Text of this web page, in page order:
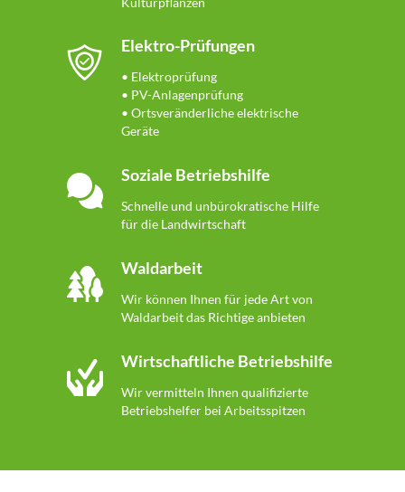
Elektro-Prüfungen
• Elektroprüfung
• PV-Anlagenprüfung
• Ortsveränderliche elektrische
Geräte
Soziale Betriebshilfe
Schnelle und unbürokratische Hilfe
für die Landwirtschaft
Waldarbeit
Wir können Ihnen für jede Art von
Waldarbeit das Richtige anbieten
Wirtschaftliche Betriebshilfe
Wir vermitteln Ihnen qualifizierte
Betriebshelfer bei Arbeitsspitzen